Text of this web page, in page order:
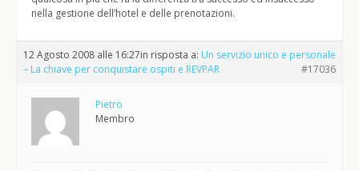
nella gestione dell’hotel e delle prenotazioni.
12 Agosto 2008 alle 16:27in risposta a: Un servizio unico e personale
– La chiave per conquistare ospiti e REVPAR
#17036
Pietro
Membro